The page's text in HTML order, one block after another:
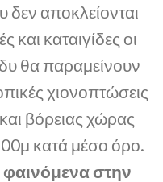
αποκλείονται
και καταιγίδες οι
θα παραμείνουν
χιονοπτώσεις
βόρειας χώρας
κατά μέσο όρο.
στην